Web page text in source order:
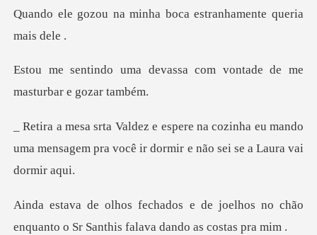
minha boca estranhame
vassa com vontade de me
m
ozinha eu mando
uma mensagem pra você ir do
e joelhos no chão
enquanto o Sr Sant